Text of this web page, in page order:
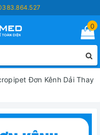
0
Đơn Kênh Dải Thay